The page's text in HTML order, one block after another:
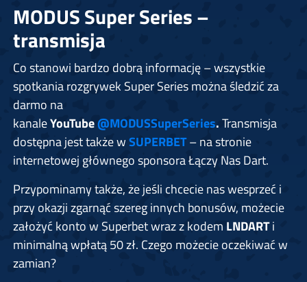
MODUS Super Series –
transmisja
Co stanowi bardzo dobrą informację – wszystkie
spotkania rozgrywek Super Series można śledzić za
darmo na
kanaleYouTube@MODUSSuperSeries.Transmisja
dostępna jest także wSUPERBET– na stronie
internetowej głównego sponsora Łączy Nas Dart.
Przypominamy także, że jeśli chcecie nas wesprzeć i
przy okazji zgarnąć szereg innych bonusów, możecie
założyć konto w Superbet wraz z kodem LNDARTi
minimalną wpłatą 50 zł. Czego możecie oczekiwać w
zamian?